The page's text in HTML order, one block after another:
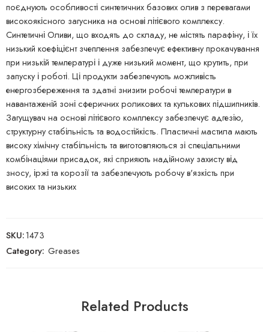
поєднують особливості синтетичних базових олив з перевагами
високоякісного загусника на основі літієвого комплексу.
Синтетичні Оливи, що входять до складу, не містять парафіну, і їх
низький коефіцієнт зчеплення забезпечує ефективну прокачування
при низькій температурі і дуже низький момент, що крутить, при
запуску і роботі. Ці продукти забезпечують можливість
енергозбереження та здатні знизити робочі температури в
навантаженій зоні сферичних роликових та кулькових підшипників.
Загущувач на основі літієвого комплексу забезпечує адгезію,
структурну стабільність та водостійкість. Пластичні мастила мають
високу хімічну стабільність та виготовляються зі спеціальними
комбінаціями присадок, які сприяють надійному захисту від
зносу, іржі та корозії та забезпечують робочу в'язкість при
високих та низьких
SKU:1473
Category: Greases
Related Products